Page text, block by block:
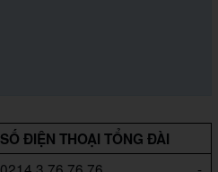
SỐ ĐIỆN THOẠI TỔNG ĐÀI